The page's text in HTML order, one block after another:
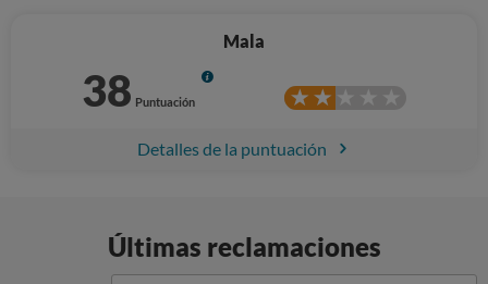
Mala
38 Puntuación
Info
Detalles de la puntuación
Últimas reclamaciones